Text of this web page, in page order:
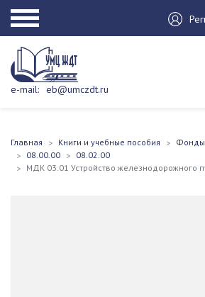
e-mail: eb@umczdt.ru
Главная Книги и учебные пособия
Фонды
08.00.00
08.02.00
МДК 03.01 Устройство железнодорожного